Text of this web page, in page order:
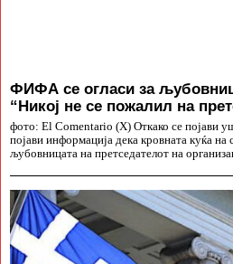
ФИФА се огласи за
“Никој не се пожалил на
фото: El Comentario (X) Откако се појави
појави информација дека кровната куќа на
љубовницата на претседателот на